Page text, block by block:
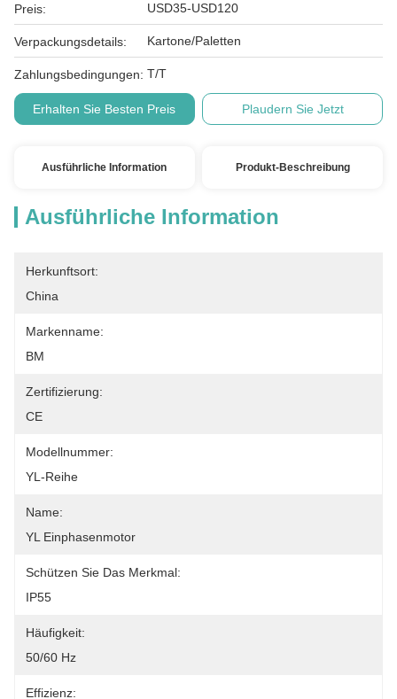
Preis: USD35-USD120
Verpackungsdetails: Kartone/Paletten
Zahlungsbedingungen: T/T
Erhalten Sie Besten Preis Plaudern Sie Jetzt
Ausführliche Information Produkt-Beschreibung
Ausführliche Information
Herkunftsort:
China
Markenname:
BM
Zertifizierung:
CE
Modellnummer:
YL-Reihe
Name:
YL Einphasenmotor
Schützen Sie Das Merkmal:
IP55
Häufigkeit:
50/60 Hz
Effizienz: